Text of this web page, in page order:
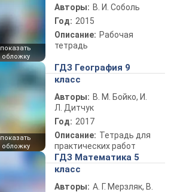
показать
обложку
Авторы: В. И. Соболь
Год: 2015
Описание: Рабочая
тетрадь
показать
обложку
ГДЗ География 9
класс
Авторы: В. М. Бойко, И.
Л. Дитчук
Год: 2017
Описание: Тетрадь для
практических работ
ГДЗ Математика 5
класс
Авторы: А. Г. Мерзляк, В.